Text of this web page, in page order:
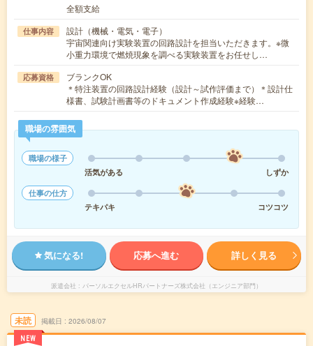
全額支給
仕事内容
設計（機械・電気・電子）
宇宙関連向け実験装置の回路設計を担当いただきます。※微
小重力環境で燃焼現象を調べる実験装置をお任せし…
応募資格
ブランクOK
＊特注装置の回路設計経験（設計～試作評価まで）＊設計仕
様書、試験計画書等のドキュメント作成経験※経験…
職場の雰囲気
職場の様子
活気がある
しずか
仕事の仕方
テキパキ
コツコツ
気になる! 応募へ進む 詳しく見る
派遣会社 パーソルエクセルHRパートナーズ株式会社（エンジニア部門）
未読
NEW
掲載日 2026/08/07